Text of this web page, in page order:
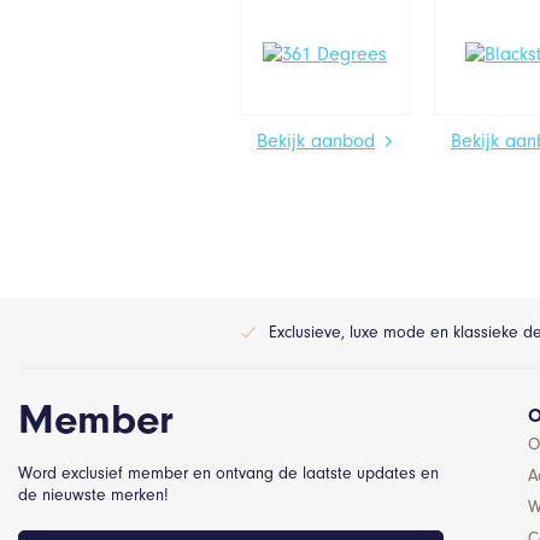
Bekijk aanbod Bekijk
Exclusieve, luxe mode en klassieke
Member
Word exclusief member en ontvang de laatste updates en
de nieuwste merken!